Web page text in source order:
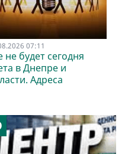
07:11
не будет сегодня
в Днепре и
Адреса